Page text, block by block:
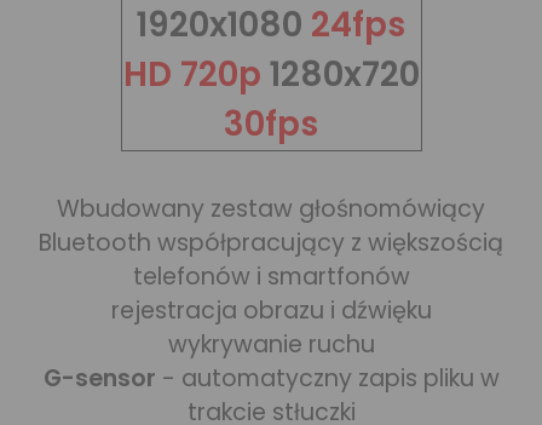
1920x1080 24fps
HD 720p 1280x720
30fps
Wbudowany zestaw głośnomówiący
Bluetooth współpracujący z większością
telefonów i smartfonów
rejestracja obrazu i dźwięku
wykrywanie ruchu
G-sensor - automatyczny zapis pliku w
trakcie stłuczki